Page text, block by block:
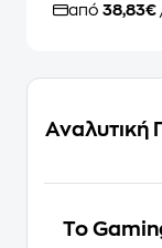
από 38,83€
Αναλυτική
Το